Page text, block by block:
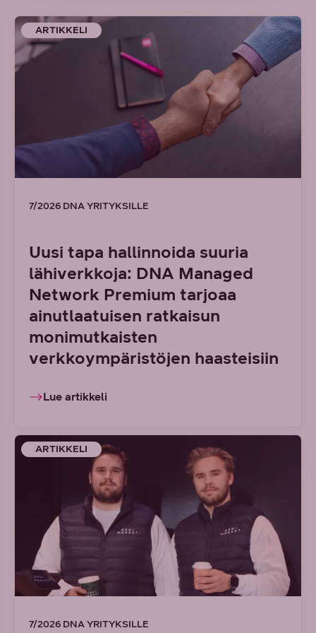
ARTIKKELI
7/2026 DNA YRITYKSILLE
Uusi tapa hallinnoida suuria
lähiverkkoja: DNA Managed
Network Premium tarjoaa
ainutlaatuisen ratkaisun
monimutkaisten
verkkoympäristöjen haasteisiin
Lue artikkeli
ARTIKKELI
7/2026 DNA YRITYKSILLE